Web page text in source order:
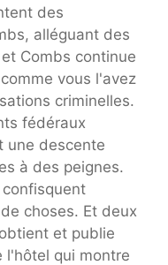
des
alléguant des
Combs continue
vous l'avez
criminelles.
fédéraux
une descente
à des peignes.
choses. Et deux
et publie
l'hôtel qui montre